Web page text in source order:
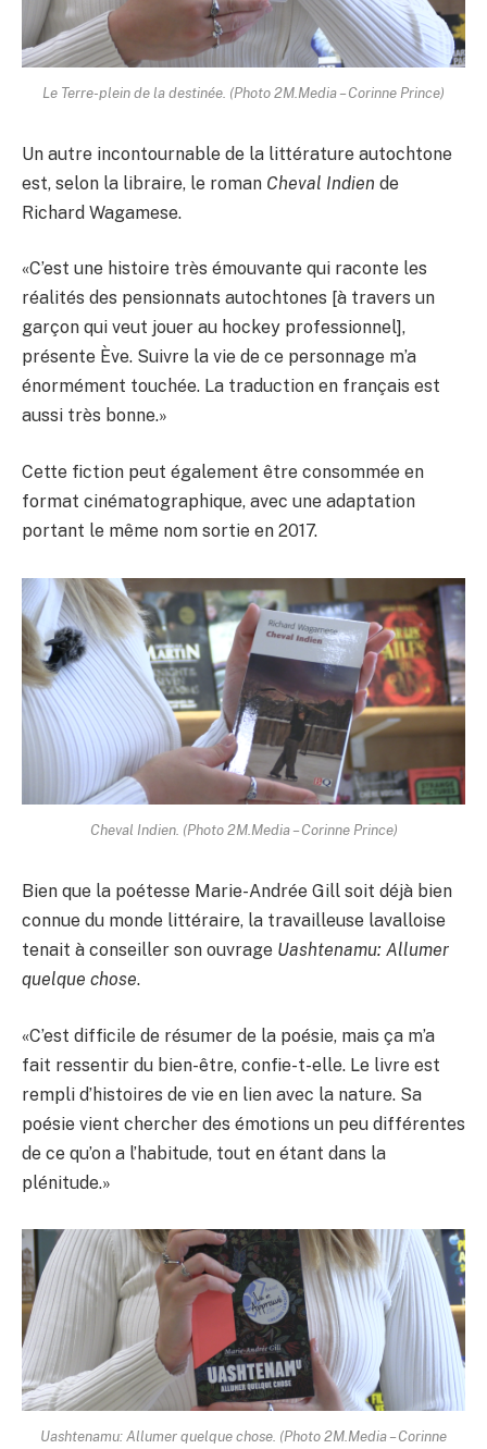
Le Terre-plein de la destinée. (Photo 2M.Media – Corinne Prince)
Un autre incontournable de la littérature autochtone
est, selon la libraire, le roman Cheval Indien de
Richard Wagamese.
«C’est une histoire très émouvante qui raconte les
réalités des pensionnats autochtones [à travers un
garçon qui veut jouer au hockey professionnel],
présente Ève. Suivre la vie de ce personnage m’a
énormément touchée. La traduction en français est
aussi très bonne.»
Cette fiction peut également être consommée en
format cinématographique, avec une adaptation
portant le même nom sortie en 2017.
Cheval Indien. (Photo 2M.Media – Corinne Prince)
Bien que la poétesse Marie-Andrée Gill soit déjà bien
connue du monde littéraire, la travailleuse lavalloise
tenait à conseiller son ouvrage Uashtenamu: Allumer
quelque chose.
«C’est difficile de résumer de la poésie, mais ça m’a
fait ressentir du bien-être, confie-t-elle. Le livre est
rempli d’histoires de vie en lien avec la nature. Sa
poésie vient chercher des émotions un peu différentes
de ce qu’on a l’habitude, tout en étant dans la
plénitude.»
Uashtenamu: Allumer quelque chose. (Photo 2M.Media – Corinne